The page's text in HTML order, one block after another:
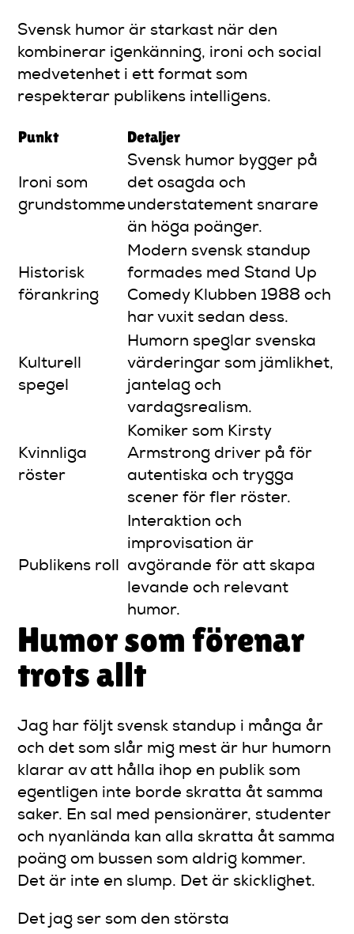
Svensk humor är starkast när den
kombinerar igenkänning, ironi och social
medvetenhet i ett format som
respekterar publikens intelligens.
Punkt Detaljer
Ironi som
grundstomme
Svensk humor bygger på
det osagda och
understatement snarare
än höga poänger.
Historisk
förankring
Modern svensk standup
formades med Stand Up
Comedy Klubben 1988 och
har vuxit sedan dess.
Kulturell
spegel
Humorn speglar svenska
värderingar som jämlikhet,
jantelag och
vardagsrealism.
Kvinnliga
röster
Komiker som Kirsty
Armstrong driver på för
autentiska och trygga
scener för fler röster.
Publikens roll
Interaktion och
improvisation är
avgörande för att skapa
levande och relevant
humor.
Humor som förenar
trots allt
Jag har följt svensk standup i många år
och det som slår mig mest är hur humorn
klarar av att hålla ihop en publik som
egentligen inte borde skratta åt samma
saker. En sal med pensionärer, studenter
och nyanlända kan alla skratta åt samma
poäng om bussen som aldrig kommer.
Det är inte en slump. Det är skicklighet.
Det jag ser som den största